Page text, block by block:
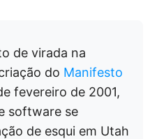
de virada na
do Manifesto
fevereiro de 2001,
software se
de esqui em Utah